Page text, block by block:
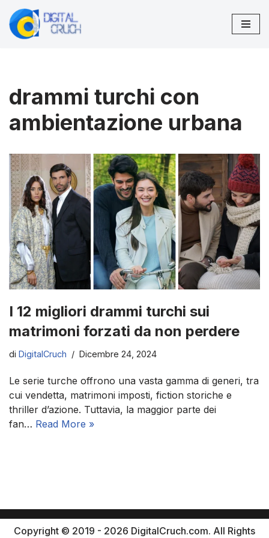
Vai
drammi turchi con
ambientazione urbana
I 12 migliori drammi turchi sui
matrimoni forzati da non perdere
di DigitalCruch Dicembre 24, 2024
Le serie turche offrono una vasta gamma di generi, tra
cui vendetta, matrimoni imposti, fiction storiche e
thriller d’azione. Tuttavia, la maggior parte dei
fan… Read More »
Copyright © 2019 - 2026 DigitalCruch.com. All Rights